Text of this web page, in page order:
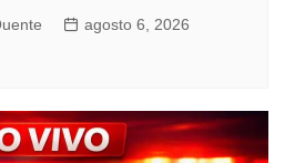
agosto 6, 2026